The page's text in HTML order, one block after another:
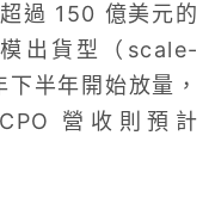
過 150 億美元的
出貨型（scale-
半年開始放量，
營收則預計